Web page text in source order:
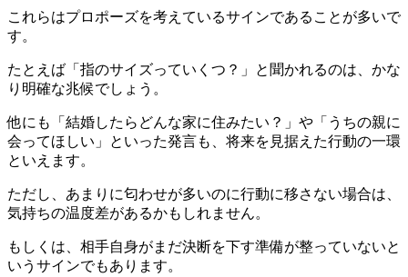
これらはプロポーズを考えているサインであることが多いで
す。
たとえば「指のサイズっていくつ？」と聞かれるのは、かな
り明確な兆候でしょう。
他にも「結婚したらどんな家に住みたい？」や「うちの親に
会ってほしい」といった発言も、将来を見据えた行動の一環
といえます。
ただし、あまりに匂わせが多いのに行動に移さない場合は、
気持ちの温度差があるかもしれません。
もしくは、相手自身がまだ決断を下す準備が整っていないと
いうサインでもあります。